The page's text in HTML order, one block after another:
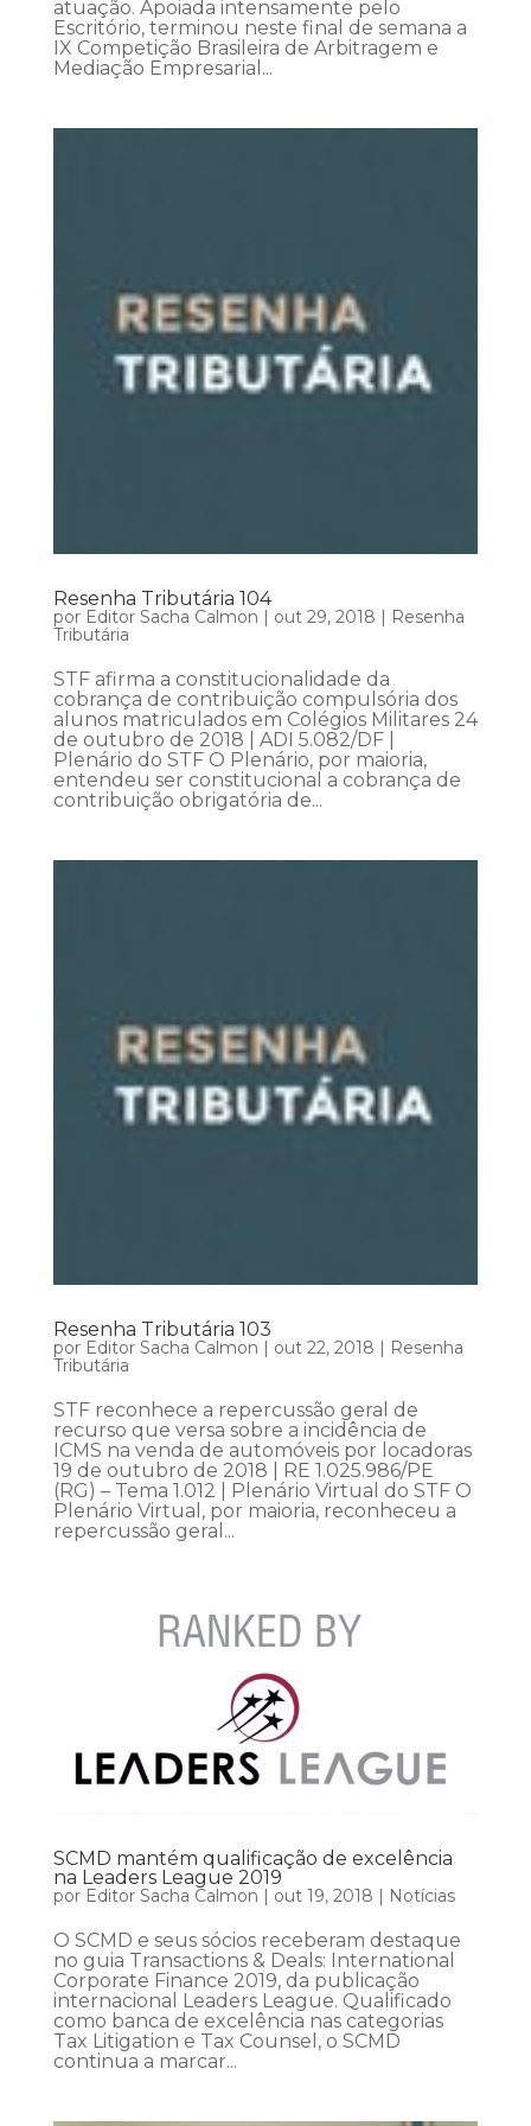
atuação. Apoiada intensamente pelo
Escritório, terminou neste final de semana a
IX Competição Brasileira de Arbitragem e
Mediação Empresarial...
Resenha Tributária 104
por Editor Sacha Calmon | out 29, 2018 | Resenha
Tributária
STF afirma a constitucionalidade da
cobrança de contribuição compulsória dos
alunos matriculados em Colégios Militares 24
de outubro de 2018 | ADI 5.082/DF |
Plenário do STF O Plenário, por maioria,
entendeu ser constitucional a cobrança de
contribuição obrigatória de...
Resenha Tributária 103
por Editor Sacha Calmon | out 22, 2018 | Resenha
Tributária
STF reconhece a repercussão geral de
recurso que versa sobre a incidência de
ICMS na venda de automóveis por locadoras
19 de outubro de 2018 | RE 1.025.986/PE
(RG) – Tema 1.012 | Plenário Virtual do STF O
Plenário Virtual, por maioria, reconheceu a
repercussão geral...
SCMD mantém qualificação de excelência
na Leaders League 2019
por Editor Sacha Calmon | out 19, 2018 | Notícias
O SCMD e seus sócios receberam destaque
no guia Transactions & Deals: International
Corporate Finance 2019, da publicação
internacional Leaders League. Qualificado
como banca de excelência nas categorias
Tax Litigation e Tax Counsel, o SCMD
continua a marcar...